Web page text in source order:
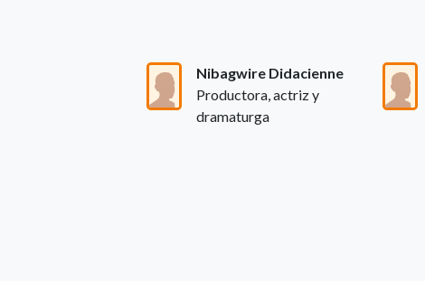
Nibagwire Didacienne
Productora, actriz y
dramaturga